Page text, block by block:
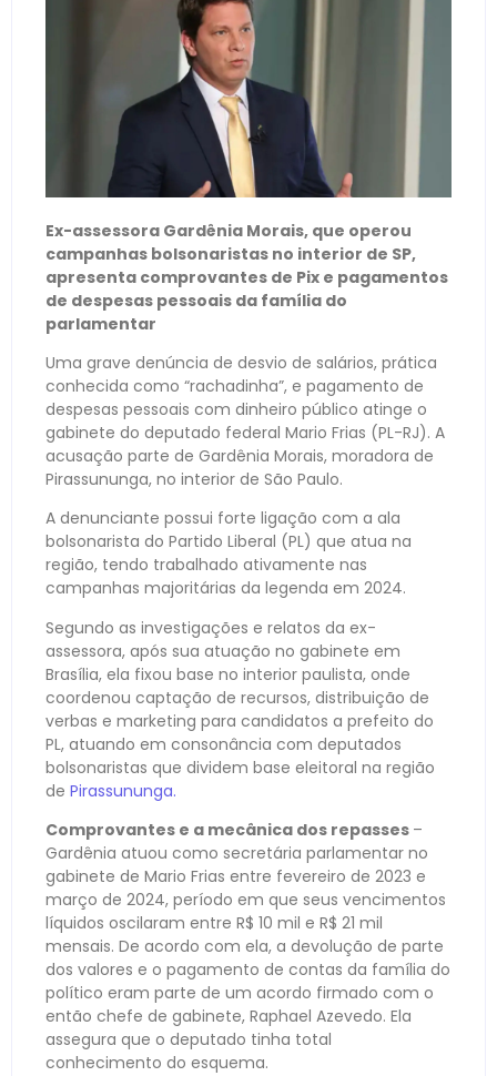
Ex-assessora Gardênia Morais, que operou
campanhas bolsonaristas no interior de SP,
apresenta comprovantes de Pix e pagamentos
de despesas pessoais da família do
parlamentar
Uma grave denúncia de desvio de salários, prática
conhecida como “rachadinha”, e pagamento de
despesas pessoais com dinheiro público atinge o
gabinete do deputado federal Mario Frias (PL-RJ). A
acusação parte de Gardênia Morais, moradora de
Pirassununga, no interior de São Paulo.
A denunciante possui forte ligação com a ala
bolsonarista do Partido Liberal (PL) que atua na
região, tendo trabalhado ativamente nas
campanhas majoritárias da legenda em 2024.
Segundo as investigações e relatos da ex-
assessora, após sua atuação no gabinete em
Brasília, ela fixou base no interior paulista, onde
coordenou captação de recursos, distribuição de
verbas e marketing para candidatos a prefeito do
PL, atuando em consonância com deputados
bolsonaristas que dividem base eleitoral na região
de Pirassununga.
Comprovantes e a mecânica dos repasses –
Gardênia atuou como secretária parlamentar no
gabinete de Mario Frias entre fevereiro de 2023 e
março de 2024, período em que seus vencimentos
líquidos oscilaram entre R$ 10 mil e R$ 21 mil
mensais. De acordo com ela, a devolução de parte
dos valores e o pagamento de contas da família do
político eram parte de um acordo firmado com o
então chefe de gabinete, Raphael Azevedo. Ela
assegura que o deputado tinha total
conhecimento do esquema.